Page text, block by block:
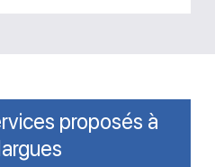
proposés à